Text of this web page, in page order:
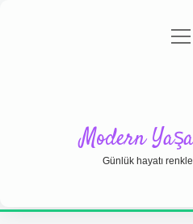
Gizlilik
Modern
Günlük hayatı